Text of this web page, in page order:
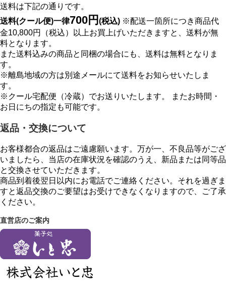
送料は下記の通りです。
送料(クール便)一律700円 (税込) ※配送一箇所につき商品代
金10,800円（税込）以上お買上げいただきますと、送料が無
料となります。
また送料込みの商品と同梱の場合にも、送料は無料となりま
す。
※離島地域の方は別途メールにて送料をお知らせいたしま
す。
※クール宅配便（冷蔵）でお送りいたします。 またお時間・
お日にちの指定も可能です。
返品・交換について
お客様都合の返品はご遠慮願います。万が一、不良品等がござ
いましたら、当店の在庫状況を確認のうえ、新品または同等品
と交換させていただきます。
商品到着後翌日以内にお電話でご連絡ください。それを過ぎま
すと返品交換のご要望はお受けできなくなりますので、ご了承
ください。
直営店のご案内